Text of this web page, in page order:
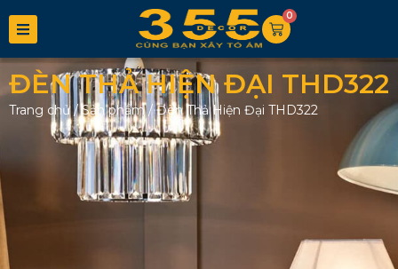
0
ĐÈN THẢ HIỆN ĐẠI THD322
Trang chủ/Sản phẩm/Đèn Thả Hiện Đại THD322